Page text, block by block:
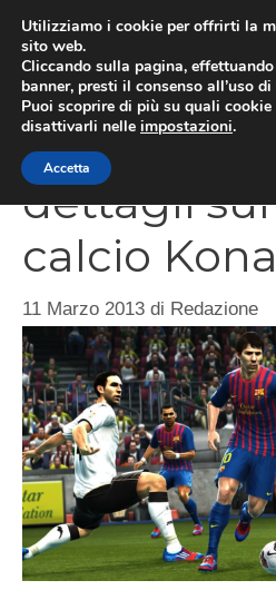
contenuto
PES 2014,
dettagli
calcio
11 Marzo 2013 di Redazione
Utilizziamo i cookie per offrirti la
sito web.
Cliccando sulla pagina,
banner, presti il consenso all’uso
Puoi scoprire di più su quali
disattivarli nelle impostazioni.
Accetta